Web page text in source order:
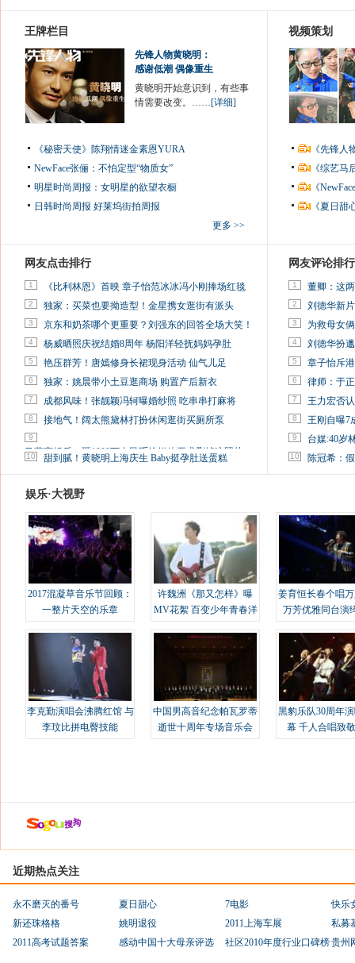
王牌栏目
先锋人物黄晓明：
感谢低潮 偶像重生
黄晓明开始意识到，有些事
情需要改变。……[详细]
《秘密天使》陈翔情迷金素恩YURA
NewFace张俪：不怕定型“物质女”
明星时尚周报：女明星的欲望衣橱
日韩时尚周报 好莱坞街拍周报
更多 >>
视频策划
《先锋
《综艺
《
《夏日
网友点击排行
1 《比利林恩》首映 章子怡范冰冰冯小刚捧场红毯
2 独家：买菜也要拗造型！金星携女逛街有派头
3 京东和奶茶哪个更重要？刘强东的回答全场大笑！
4 杨威晒照庆祝结婚8周年 杨阳洋轻抚妈妈孕肚
5 艳压群芳！唐嫣修身长裙现身活动 仙气儿足
6 独家：姚晨带小土豆逛商场 购置产后新衣
7 成都风味！张靓颖冯轲曝婚纱照 吃串串打麻将
8 接地气！阔太熊黛林打扮休闲逛街买厕所泵
9
马蓉离婚后，砸1000万人民币给媒体要求删掉这照片
10 甜到腻！黄晓明上海庆生 Baby挺孕肚送蛋糕
网友评论排行
1 董卿：这
2 刘德华新
3 为救母女
4 刘德华扮
5 章子怡斥
6 律师：于
7 王力宏否
8 王刚自曝7
9 台媒:40岁
10 陈冠希：
娱乐·大视野
2017混凝草音乐节回顾：
一整片天空的乐章
许魏洲《那又怎样》曝
MV花絮 百变少年青春洋
姜育恒长春个唱
万芳优雅同台演
李克勤演唱会沸腾红馆 与
李玟比拼电臀技能
中国男高音纪念帕瓦罗蒂
逝世十周年专场音乐会
黑豹乐队30周年
幕 千人合唱致
近期热点关注
永不磨灭的番号 夏日甜心 7电影
快乐
新还珠格格
姚明退役 2011上海车展
私募
2011高考试题答案
感动中国十大母亲评选 社区2010年度行业口碑榜贵州